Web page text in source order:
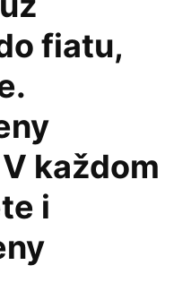
fiatu,
každom
i